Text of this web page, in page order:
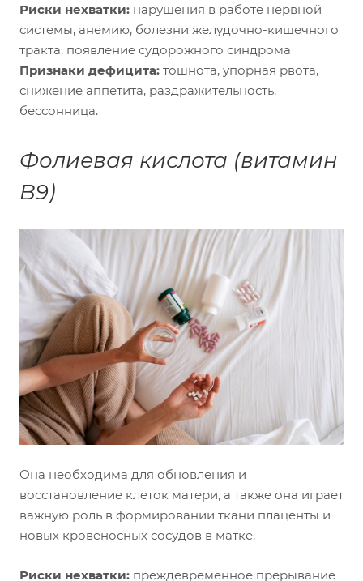
Риски нехватки: нарушения в работе нервной
системы, анемию, болезни желудочно-кишечного
тракта, появление судорожного синдрома
Признаки дефицита: тошнота, упорная рвота,
снижение аппетита, раздражительность,
бессонница.
Фолиевая кислота (витамин
В9)
Она необходима для обновления и
восстановление клеток матери, а также она играет
важную роль в формировании ткани плаценты и
новых кровеносных сосудов в матке.
Риски нехватки: преждевременное прерывание